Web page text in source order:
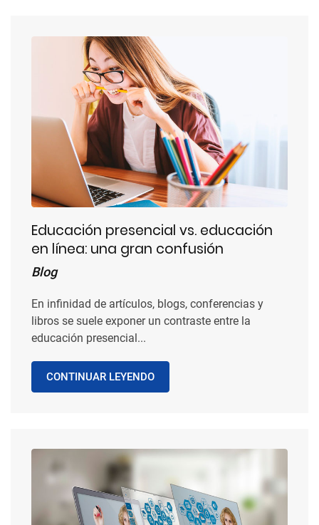
Educación presencial vs. educación
en línea: una gran confusión
Blog
En infinidad de artículos, blogs, conferencias y
libros se suele exponer un contraste entre la
educación presencial...
CONTINUAR LEYENDO